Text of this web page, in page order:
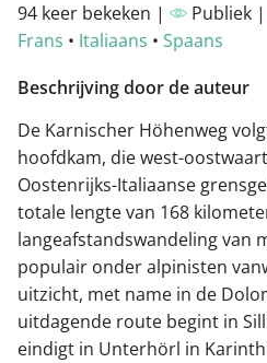
94 keer bekeken | Publiek |
Frans • Italiaans • Spaans
Beschrijving door de auteur
De Karnischer Höhenweg
hoofdkam, die west-
Oostenrijks-Italiaanse
totale lengte van 168
langeafstandswandeling van
populair onder alpinisten
uitzicht, met name in de
uitdagende route begint in
eindigt in Unterhörl in